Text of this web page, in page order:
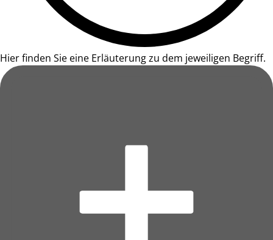
Hier finden Sie eine Erläuterung zu dem jeweiligen Begriff.